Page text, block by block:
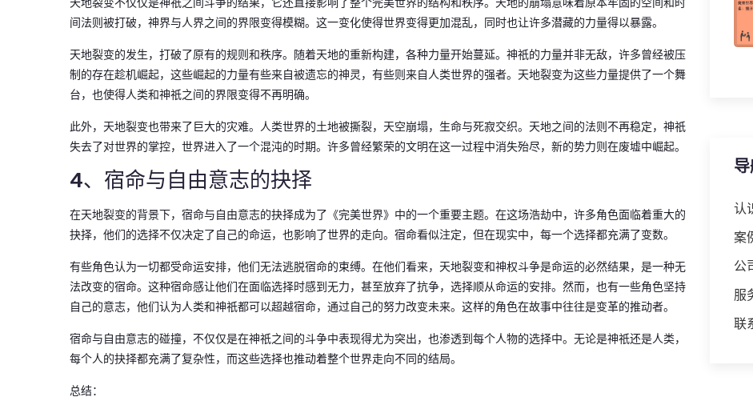
间法则被打破，神界与人界之间的界限变得模糊。这一变化使得世界变得更加混乱，同时也让许多潜藏的力量得以暴露。
天地裂变的发生，打破了原有的规则和秩序。随着天地的重新构建，各种力量开始蔓延。神祇的力量并非无敌，许多曾经被压
制的存在趁机崛起，这些崛起的力量有些来自被遗忘的神灵，有些则来自人类世界的强者。天地裂变为这些力量提供了一个舞
台，也使得人类和神祇之间的界限变得不再明确。
此外，天地裂变也带来了巨大的灾难。人类世界的土地被撕裂，天空崩塌，生命与死寂交织。天地之间的法则不再稳定，神祇
失去了对世界的掌控，世界进入了一个混沌的时期。许多曾经繁荣的文明在这一过程中消失殆尽，新的势力则在废墟中崛起。
4、宿命与自由意志的抉择
在天地裂变的背景下，宿命与自由意志的抉择成为了《完美世界》中的一个重要主题。在这场浩劫中，许多角色面临着重大的
抉择，他们的选择不仅决定了自己的命运，也影响了世界的走向。宿命看似注定，但在现实中，每一个选择都充满了变数。
有些角色认为一切都受命运安排，他们无法逃脱宿命的束缚。在他们看来，天地裂变和神权斗争是命运的必然结果，是一种无
法改变的宿命。这种宿命感让他们在面临选择时感到无力，甚至放弃了抗争，选择顺从命运的安排。然而，也有一些角色坚持
自己的意志，他们认为人类和神祇都可以超越宿命，通过自己的努力改变未来。这样的角色在故事中往往是变革的推动者。
宿命与自由意志的碰撞，不仅仅是在神祇之间的斗争中表现得尤为突出，也渗透到每个人物的选择中。无论是神祇还是人类，
每个人的抉择都充满了复杂性，而这些选择也推动着整个世界走向不同的结局。
总结：
认
案
公
服
联